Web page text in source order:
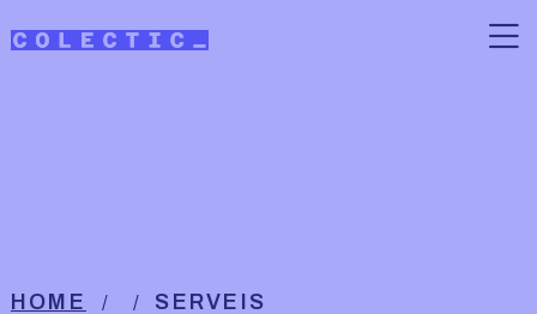
Breadcrumb
HOME SERVEIS